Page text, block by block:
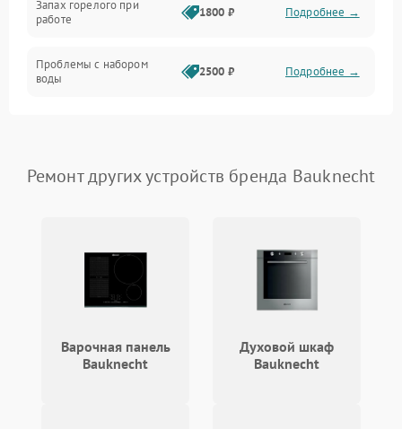
Запах горелого при
работе
1800 ₽ Подробнее →
Проблемы с набором
воды
2500 ₽ Подробнее →
Замена платы управления 2200 ₽ Подробнее →
Ремонт других устройств бренда Bauknecht
Варочная панель
Bauknecht
Духовой шкаф
Bauknecht